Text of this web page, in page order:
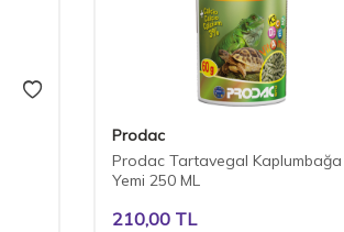
Prodac
Prodac Tartavegal Kaplumbağa
Yemi 250 ML
210,00TL